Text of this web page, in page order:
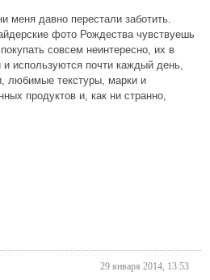
меня давно перестали заботить.
фото Рождества чувствуешь
совсем неинтересно, их в
используются почти каждый день,
любимые текстуры, марки и
продуктов и, как ни странно,
29 января 2014, 13:53